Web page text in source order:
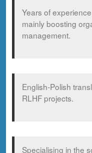
Years of
mainly boosting
management.
English-Polish
RLHF projects.
Specialising in the